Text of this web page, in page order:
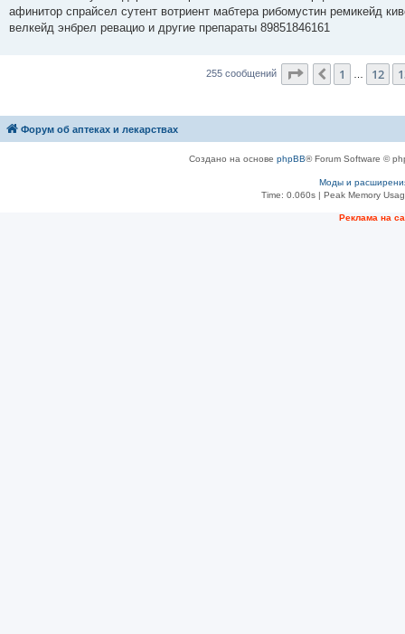
щ
е
афинитор спрайсел сутент вотриент мабтера рибомустин ремикейд
велкейд энбрел ревацио и другие препараты 89851846161
255 сообщений Страница 14из
Пред.
1 12
Форум об аптеках и лекарствах
Создано на основе phpBB® Forum Software ©
Моды и
Time: 0.060s| Peak Memory
Рeклама на